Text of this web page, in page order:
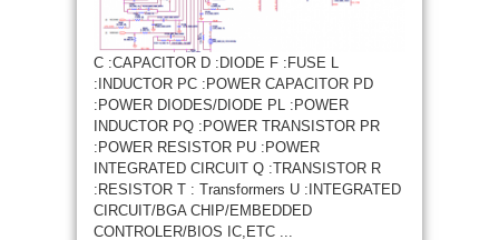
C :CAPACITOR D :DIODE F :FUSE L
:INDUCTOR PC :POWER CAPACITOR PD
:POWER DIODES/DIODE PL :POWER
INDUCTOR PQ :POWER TRANSISTOR PR
:POWER RESISTOR PU :POWER
INTEGRATED CIRCUIT Q :TRANSISTOR R
:RESISTOR T : Transformers U :INTEGRATED
CIRCUIT/BGA CHIP/EMBEDDED
CONTROLER/BIOS IC,ETC ...